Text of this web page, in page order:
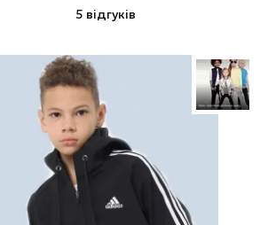
5 відгуків